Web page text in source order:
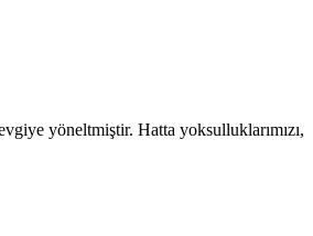
yöneltmiştir. Hatta yoksulluklarımızı,